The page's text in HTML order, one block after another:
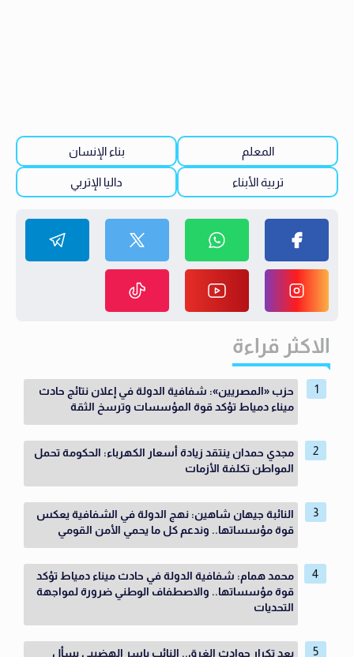
المعلم بناء الإنسان
تربية الأبناء داليا الإتربي
الاكثر قراءة
حزب «المصريين»: شفافية الدولة في إعلان نتائج حادث
ميناء دمياط تؤكد قوة المؤسسات وترسخ الثقة
مجدي حمدان ينتقد زيادة أسعار الكهرباء: الحكومة تحمل
المواطن تكلفة الأزمات
النائبة جيهان شاهين: نهج الدولة في الشفافية يعكس
قوة مؤسساتها.. وندعم كل ما يحمي الأمن القومي
محمد همام: شفافية الدولة في حادث ميناء دمياط تؤكد
قوة مؤسساتها.. والاصطفاف الوطني ضرورة لمواجهة
التحديات
بعد تكرار حوادث الغرق.. النائب ياسر الهضيبي يسأل